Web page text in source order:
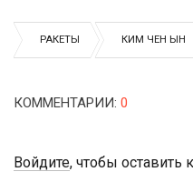
РАКЕТЫ КИМ ЧЕН ЫН
КОММЕНТАРИИ: 0
Войдите, чтобы оставить